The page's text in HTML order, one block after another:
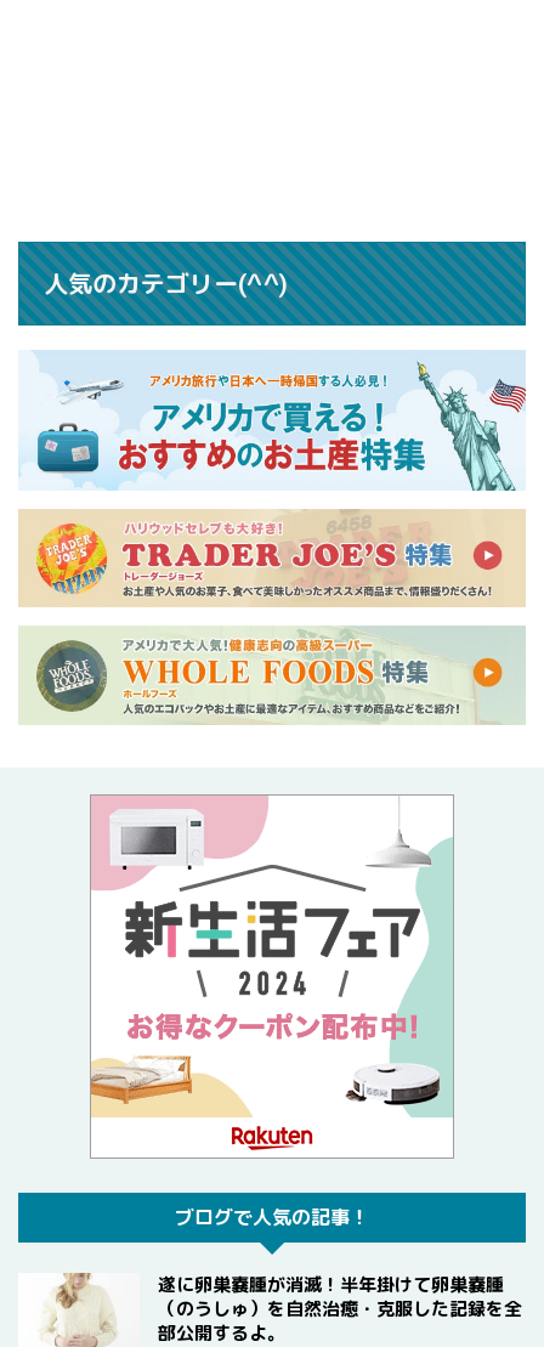
人気のカテゴリー(^^)
ブログで人気の記事！
遂に卵巣嚢腫が消滅！半年掛けて卵巣嚢腫
（のうしゅ）を自然治癒・克服した記録を全
部公開するよ。